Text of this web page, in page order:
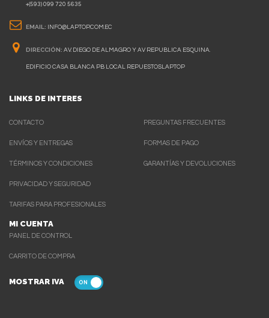
+(593) 099 720 5635
EMAIL: INFO@LAPTOP.COM.EC
DIRECCIÓN: AV. DIEGO DE ALMAGRO Y AV REPUBLICA ESQUINA.
EDIFICIO CASA BLANCA PB LOCAL REPUESTOSLAPTOP
LINKS DE INTERES
CONTACTO
ENVÍOS Y ENTREGAS
TÉRMINOS Y CONDICIONES
PRIVACIDAD Y SEGURIDAD
TARIFAS PARA PROFESIONALES
MI CUENTA
PANEL DE CONTROL
CARRITO DE COMPRA
PREGUNTAS FRECUENTES
FORMAS DE PAGO
GARANTÍAS Y DEVOLUCIONES
MOSTRAR IVA